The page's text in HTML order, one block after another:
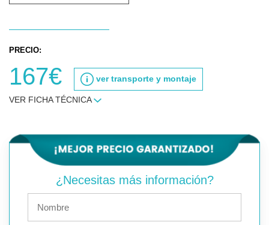
PRECIO:
167€ ver transporte y montaje
VER FICHA TÉCNICA
¿Necesitas más información?